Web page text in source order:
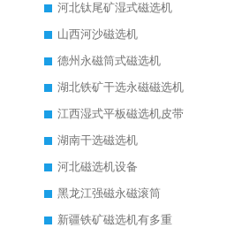
河北钛尾矿湿式磁选机
山西河沙磁选机
德州永磁筒式磁选机
湖北铁矿干选永磁磁选机
江西湿式平板磁选机皮带
湖南干选磁选机
河北磁选机设备
黑龙江强磁永磁滚筒
新疆铁矿磁选机有多重